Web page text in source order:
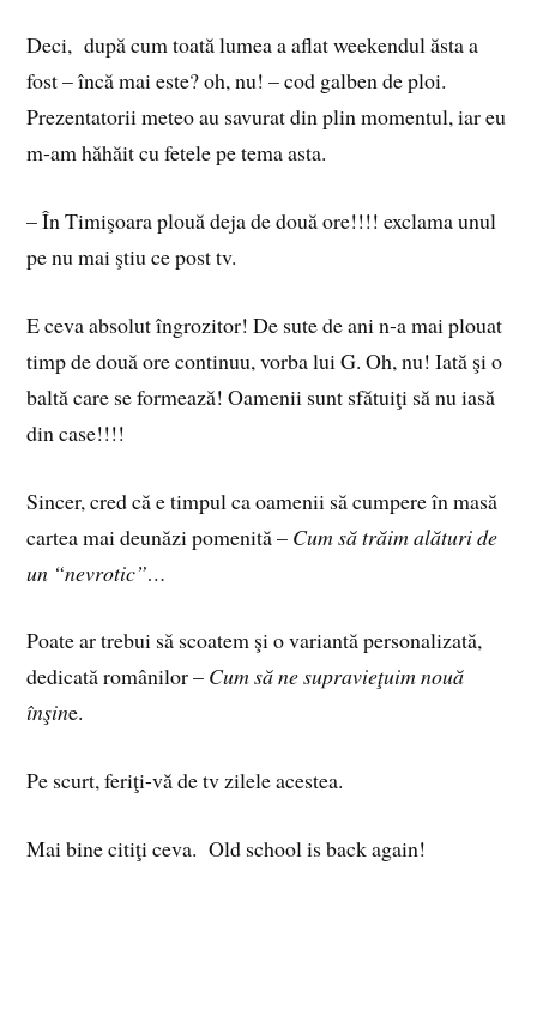
Deci, după cum toată lumea a aflat weekendul ăsta a
fost – încă mai este? oh, nu! – cod galben de ploi.
Prezentatorii meteo au savurat din plin momentul, iar eu
m-am hăhăit cu fetele pe tema asta.
– În Timişoara plouă deja de două ore!!!! exclama unul
pe nu mai ştiu ce post tv.
E ceva absolut îngrozitor! De sute de ani n-a mai plouat
timp de două ore continuu, vorba lui G. Oh, nu! Iată şi o
baltă care se formează! Oamenii sunt sfătuiţi să nu iasă
din case!!!!
Sincer, cred că e timpul ca oamenii să cumpere în masă
cartea mai deunăzi pomenită – Cum să trăim alături de
un “nevrotic”…
Poate ar trebui să scoatem şi o variantă personalizată,
dedicată românilor – Cum să ne supravieţuim nouă
înşine.
Pe scurt, feriţi-vă de tv zilele acestea.
Mai bine citiţi ceva. Old school is back again!